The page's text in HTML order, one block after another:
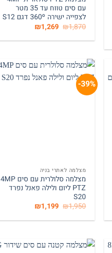
עם סים טווח עד 35 מטר
לצפייה ישירה 360º דגם S12
₪1,870 המחיר
המקורי
היה:
₪1,269
הוא:
39%-
מצלמה לאתרי בניה
מצלמה סלולרית עם סים 4MP
PTZ ליום ולילה פאנל נפרד
S20
₪1,950 המחיר
המקורי
היה:
₪1,199
הוא: